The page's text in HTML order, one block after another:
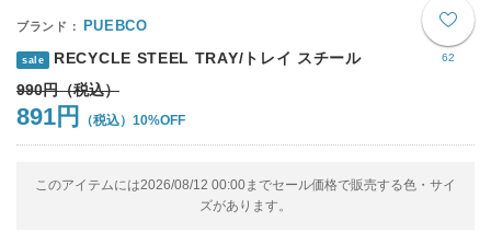
62
PUEBCO
sale
RECYCLE STEEL TRAY/トレイ スチール
990円
891円 10%OFF
このアイテムには2026/08/12 00:00までセール価格で販売する色・サイ
ズがあります。